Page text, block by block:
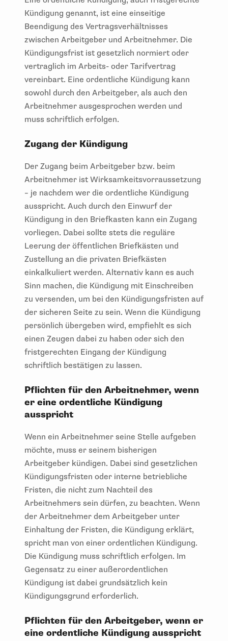
Kündigung genannt, ist eine einseitige
Beendigung des Vertragsverhältnisses
zwischen Arbeitgeber und Arbeitnehmer. Die
Kündigungsfrist ist gesetzlich normiert oder
vertraglich im Arbeits- oder Tarifvertrag
vereinbart. Eine ordentliche Kündigung kann
sowohl durch den Arbeitgeber, als auch den
Arbeitnehmer ausgesprochen werden und
muss schriftlich erfolgen.
Zugang der Kündigung
Der Zugang beim Arbeitgeber bzw. beim
Arbeitnehmer ist Wirksamkeitsvorraussetzung
– je nachdem wer die ordentliche Kündigung
ausspricht. Auch durch den Einwurf der
Kündigung in den Briefkasten kann ein Zugang
vorliegen. Dabei sollte stets die reguläre
Leerung der öffentlichen Briefkästen und
Zustellung an die privaten Briefkästen
einkalkuliert werden. Alternativ kann es auch
Sinn machen, die Kündigung mit Einschreiben
zu versenden, um bei den Kündigungsfristen auf
der sicheren Seite zu sein. Wenn die Kündigung
persönlich übergeben wird, empfiehlt es sich
einen Zeugen dabei zu haben oder sich den
fristgerechten Eingang der Kündigung
schriftlich bestätigen zu lassen.
Pflichten für den Arbeitnehmer, wenn
er eine ordentliche Kündigung
ausspricht
Wenn ein Arbeitnehmer seine Stelle aufgeben
möchte, muss er seinem bisherigen
Arbeitgeber kündigen. Dabei sind gesetzlichen
Kündigungsfristen oder interne betriebliche
Fristen, die nicht zum Nachteil des
Arbeitnehmers sein dürfen, zu beachten. Wenn
der Arbeitnehmer dem Arbeitgeber unter
Einhaltung der Fristen, die Kündigung erklärt,
spricht man von einer ordentlichen Kündigung.
Die Kündigung muss schriftlich erfolgen. Im
Gegensatz zu einer außerordentlichen
Kündigung ist dabei grundsätzlich kein
Kündigungsgrund erforderlich.
Pflichten für den Arbeitgeber, wenn er
eine ordentliche Kündigung ausspricht